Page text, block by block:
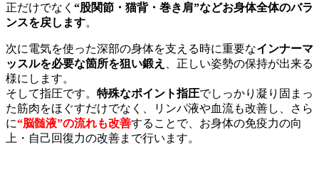
正だけでなく “股関節・猫背・巻き肩”などお身体全体のバラ
ンスを戻します。
次に電気を使った深部の身体を支える時に重要なインナーマ
ッスルを必要な箇所を狙い鍛え
、正しい姿勢の保持が出来る
様にします。
そして指圧です。 特殊なポイント指圧でしっかり凝り固まっ
た筋肉をほぐすだけでなく、リンパ液や血流も改善し、さら
に“脳髄液”の流れも改善することで、お身体の免疫力の向
上・自己回復力の改善まで行います。